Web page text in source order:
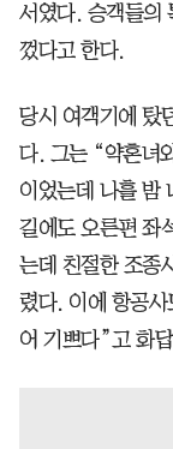
서였다. 승객들의
껐다고 한다.
당시 여객기에 탔
다. 그는 “약혼녀
이었는데 나흘 밤
길에도 오른편 좌
는데 친절한 조종
렸다. 이에 항공사
어 기쁘다”고 화